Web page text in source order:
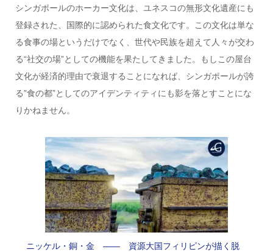
シンガポールのホーカー文化は、ユネスコの無形文化遺産にも
登録された、国際的に認められた食文化です。この文化は単な
る食事の場というだけでなく、世代や民族を超えて人々が交わ
る“社交の場”としての機能を果たしてきました。もしこの屋台
文化が経済的理由で衰退することになれば、シンガポールが誇
る”食の都”としてのアイデンティティにも影を落とすことにな
りかねません。
ニッケル・銅・金 —— 資源大国フィリピンが描く脱